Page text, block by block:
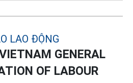
GENERAL
OF LABOUR